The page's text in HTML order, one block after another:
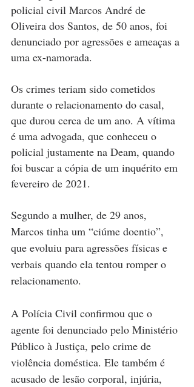
policial civil Marcos André de
Oliveira dos Santos, de 50 anos, foi
denunciado por agressões e ameaças a
uma ex-namorada.
Os crimes teriam sido cometidos
durante o relacionamento do casal,
que durou cerca de um ano. A vítima
é uma advogada, que conheceu o
policial justamente na Deam, quando
foi buscar a cópia de um inquérito em
fevereiro de 2021.
Segundo a mulher, de 29 anos,
Marcos tinha um “ciúme doentio”,
que evoluiu para agressões físicas e
verbais quando ela tentou romper o
relacionamento.
A Polícia Civil confirmou que o
agente foi denunciado pelo Ministério
Público à Justiça, pelo crime de
violência doméstica. Ele também é
acusado de lesão corporal, injúria,